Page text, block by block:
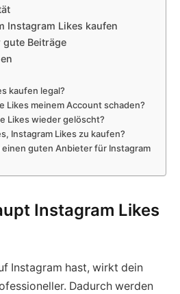
Instagram Likes kaufen
Beiträge
kaufen legal?
Likes meinem Account schaden?
Likes wieder gelöscht?
Instagram Likes zu kaufen?
guten Anbieter für Instagram
Instagram Likes
Instagram hast, wirkt dein
Dadurch werden